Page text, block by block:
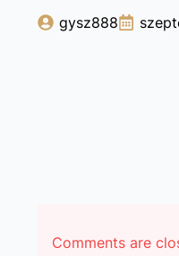
gysz888
Comments are